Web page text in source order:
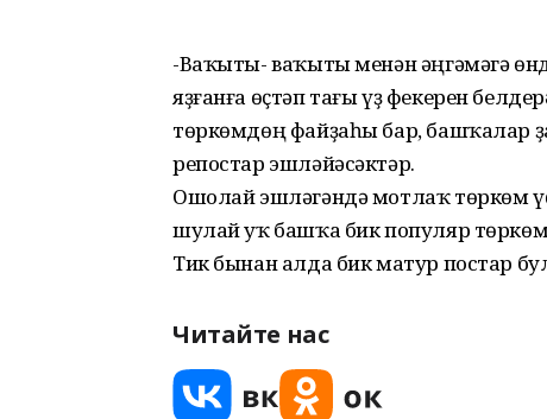
-Ваҡыты- ваҡыты менән әңгәмәгә
яҙғанға өҫтәп тағы үҙ фекерен
төркөмдөң файҙаһы бар, башҡалар
репостар эшләйәсәктәр.
Ошолай эшләгәндә мотлаҡ төркөм
шулай уҡ башҡа бик популяр
Тик бынан алда бик матур постар
Читайте нас